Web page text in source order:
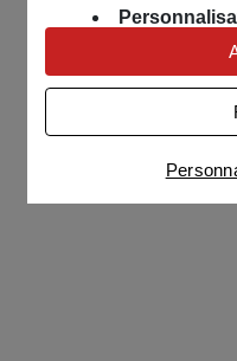
nous servons
contenus et
Univers
nos partenaires
publicités
Connaître notre
partenaires